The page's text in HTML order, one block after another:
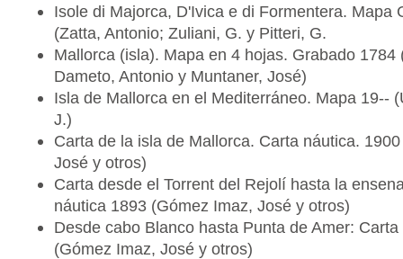
Isole di Majorca, D'Ivica e di Formentera. Mapa
(Zatta, Antonio; Zuliani, G. y Pitteri, G.
Mallorca (isla). Mapa en 4 hojas. Grabado 1784
Dameto, Antonio y Muntaner, José)
Isla de Mallorca en el Mediterráneo. Mapa 19--
J.)
Carta de la isla de Mallorca. Carta náutica.
José y otros)
Carta desde el Torrent del Rejolí hasta la
náutica 1893 (Gómez Imaz, José y otros)
Desde cabo Blanco hasta Punta de Amer:
(Gómez Imaz, José y otros)